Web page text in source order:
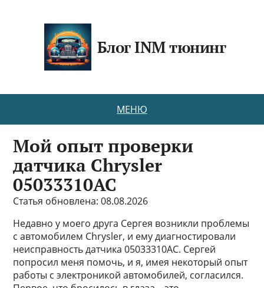
Блог INM тюнинг
МЕНЮ
Мой опыт проверки
датчика Chrysler
05033310AC
Статья обновлена: 08.08.2026
Недавно у моего друга Сергея возникли проблемы
с автомобилем Chrysler, и ему диагностировали
неисправность датчика 05033310AC. Сергей
попросил меня помочь, и я, имея некоторый опыт
работы с электроникой автомобилей, согласился.